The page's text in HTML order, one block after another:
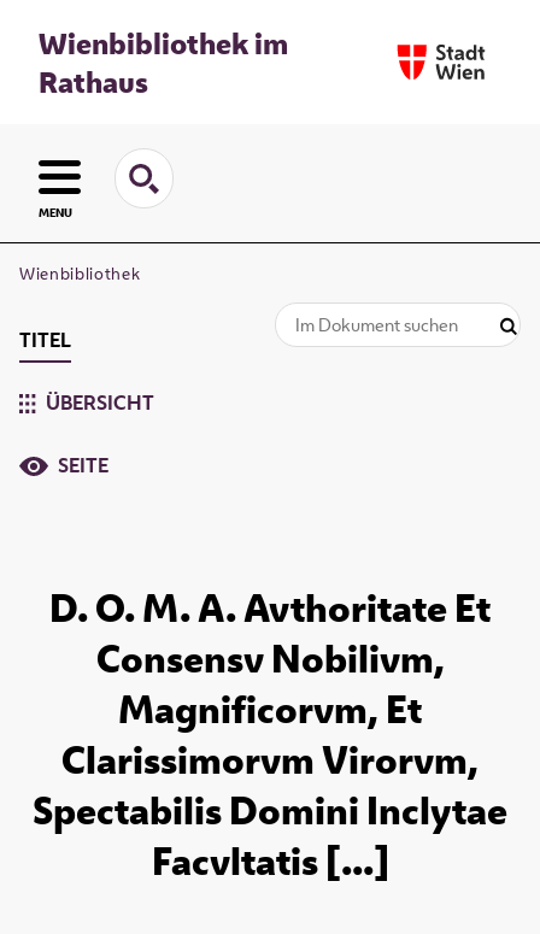
Wienbibliothek im
Rathaus
MENU
Wienbibliothek
TITEL
ÜBERSICHT
SEITE
D. O. M. A. Avthoritate Et
Consensv Nobilivm,
Magnificorvm, Et
Clarissimorvm Virorvm,
Spectabilis Domini Inclytae
Facvltatis [...]